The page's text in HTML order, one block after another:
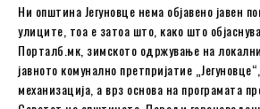
Ни oпштина Јегуновце нема објавено јавен
улиците, тоа е затоа што, како што
Порталб.мк, зимското одржување на
јавното комунално претпријатие
механизација, а врз основа на програмата